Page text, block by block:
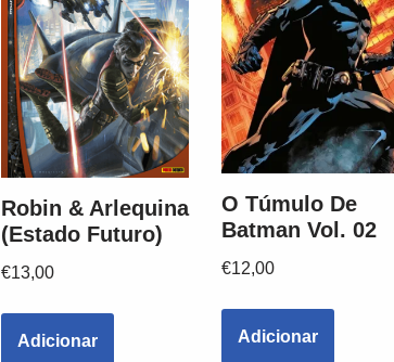
Robin & Arlequina
(Estado Futuro)
€13,00
Adicionar
O Túmulo De
Batman Vol. 02
€12,00
Adicionar